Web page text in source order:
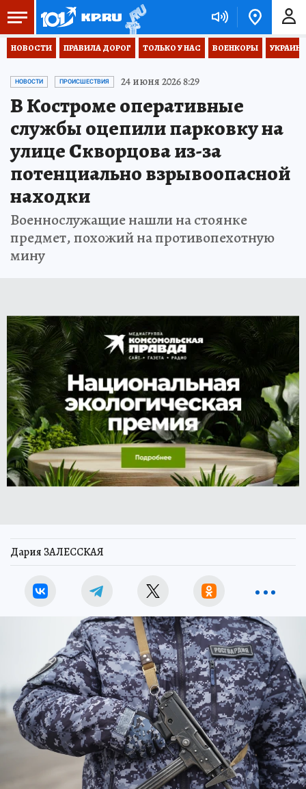
НОВОСТИ ПРАВИЛА ДОРОГ ТОЛЬКО У НАС ВОЕНКОРЫ
НОВОСТИ ПРОИСШЕСТВИЯ 24 июня 2026 8:29
В Костроме оперативные
службы оцепили парковку на
улице Скворцова из-за
потенциально взрывоопасной
находки
Военнослужащие нашли на стоянке
предмет, похожий на противопехотную
мину
Дария ЗАЛЕССКАЯ